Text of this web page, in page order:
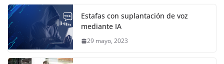
Estafas con suplantación de voz
mediante IA
29 mayo, 2023